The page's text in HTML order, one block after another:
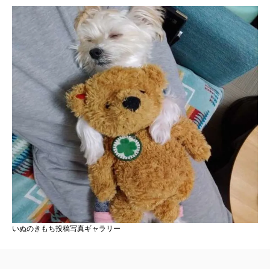
いぬのきもち投稿写真ギャラリー